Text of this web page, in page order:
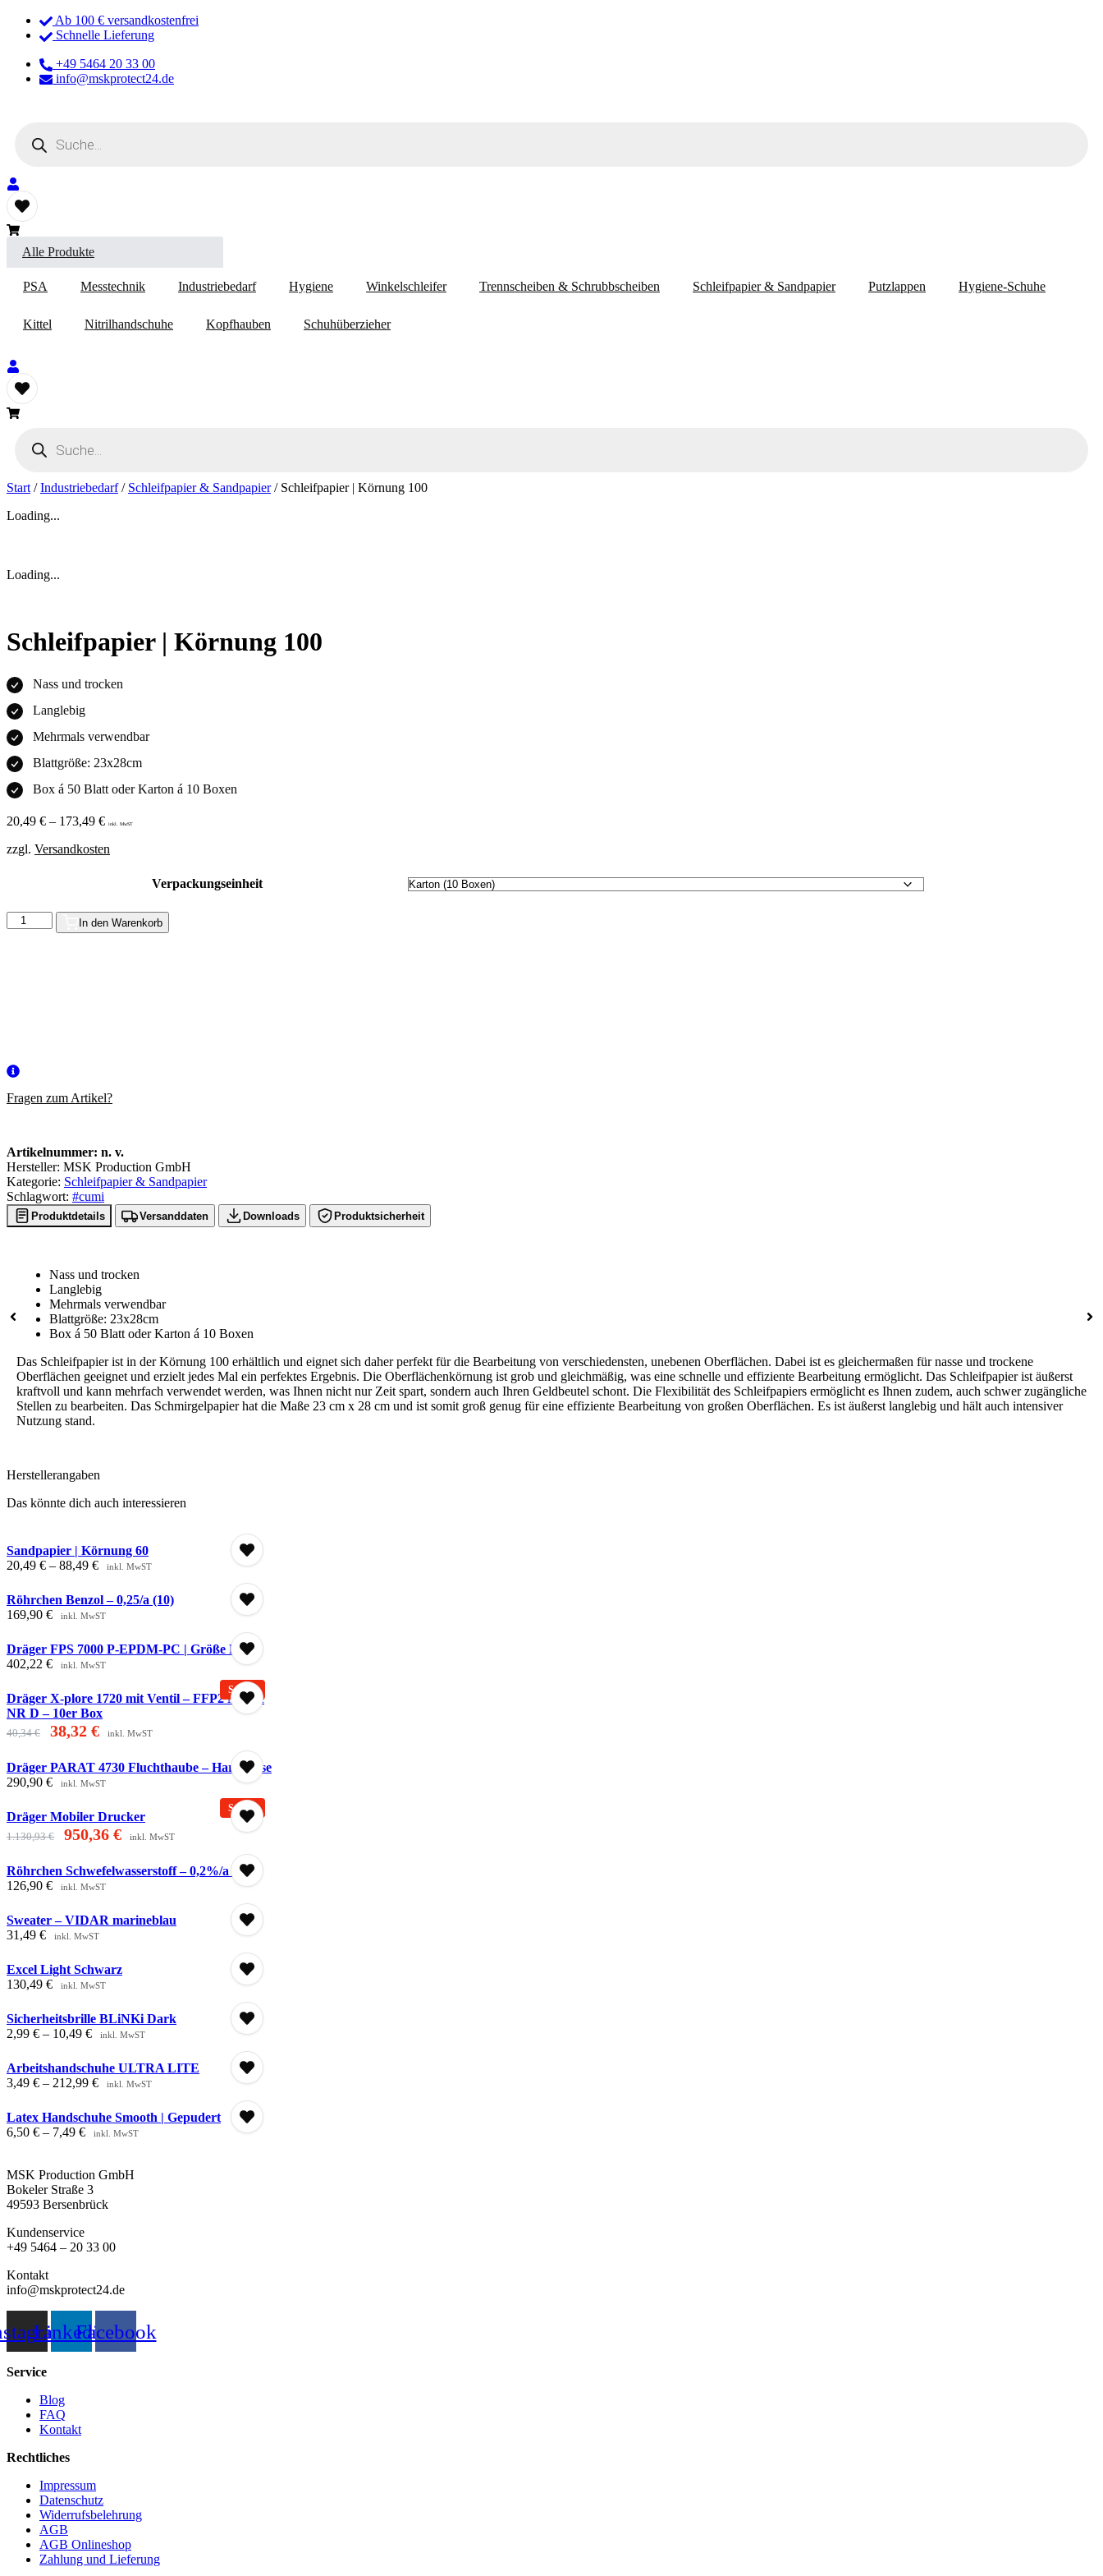
Ab 100 € versandkostenfrei
Schnelle Lieferung
+49 5464 20 33 00
info@mskprotect24.de
search
Alle Produkte
PSA Messtechnik Industriebedarf Hygiene Winkelschleifer Trennscheiben & Schrubbscheiben Schleifpapier & Sandpapier Putzlappen Hygiene-Schuhe
Kittel Nitrilhandschuhe Kopfhauben Schuhüberzieher
search
Start /Industriebedarf/ Schleifpapier & Sandpapier/ Schleifpapier | Körnung 100
Loading...
Loading...
Schleifpapier | Körnung 100
Nass und trocken
Langlebig
Mehrmals verwendbar
Blattgröße: 23x28cm
Box á 50 Blatt oder Karton á 10 Boxen
20,49 € – 173,49 € inkl. MwST
zzgl. Versandkosten
Verpackungseinheit
Schleifpapier
|
In den Warenkorb
Fragen zum Artikel?
Artikelnummer: n. v.
Kategorie: Schleifpapier & Sandpapier
Schlagwort: #cumi
Hersteller: MSK Production GmbH
Produktdetails Versanddaten Downloads Produktsicherheit
Nass und trocken
Langlebig
Mehrmals verwendbar
Blattgröße: 23x28cm
Box á 50 Blatt oder Karton á 10 Boxen
Das Schleifpapier ist in der Körnung 100 erhältlich und eignet sich daher perfekt für die Bearbeitung von verschiedensten, unebenen Oberflächen. Dabei ist es gleichermaßen für nasse und trockene
Oberflächen geeignet und erzielt jedes Mal ein perfektes Ergebnis. Die Oberflächenkörnung ist grob und gleichmäßig, was eine schnelle und effiziente Bearbeitung ermöglicht. Das Schleifpapier ist äußerst
kraftvoll und kann mehrfach verwendet werden, was Ihnen nicht nur Zeit spart, sondern auch Ihren Geldbeutel schont. Die Flexibilität des Schleifpapiers ermöglicht es Ihnen zudem, auch schwer zugängliche
Stellen zu bearbeiten. Das Schmirgelpapier hat die Maße 23 cm x 28 cm und ist somit groß genug für eine effiziente Bearbeitung von großen Oberflächen. Es ist äußerst langlebig und hält auch intensiver
Nutzung stand.
Herstellerangaben
Das könnte dich auch interessieren
Sandpapier | Körnung 60
20,49 € – 88,49 € inkl. MwST
Röhrchen Benzol – 0,25/a (10)
169,90 € inkl. MwST
Dräger FPS 7000 P-EPDM-PC | Größe M
402,22 € inkl. MwST
Dräger X-plore 1720 mit Ventil – FFP2 Maske
NR D – 10er Box
40,34€
Ursprünglicher
Preis
40,34 €33,90 €
38,32 €Aktueller
38,32 €32,20 €.
inkl. MwST
Dräger PARAT 4730 Fluchthaube – Hard Case
290,90 € inkl. MwST
Dräger Mobiler Drucker
1.130,93€
Ursprünglicher
1.130,93 €950,36 €
950,36 €Aktueller
950,36 €798,62 €.
inkl. MwST
Röhrchen Schwefelwasserstoff – 0,2%/a (10)
126,90 € inkl. MwST
Sweater – VIDAR marineblau
31,49 € inkl. MwST
Excel Light Schwarz
130,49 € inkl. MwST
Sicherheitsbrille BLiNKi Dark
2,99 € – 10,49 € inkl. MwST
Arbeitshandschuhe ULTRA LITE
3,49 € – 212,99 € inkl. MwST
Latex Handschuhe Smooth | Gepudert
6,50 € – 7,49 € inkl. MwST
MSK Production GmbH
Bokeler Straße 3
49593 Bersenbrück
Kundenservice
+49 5464 – 20 33 00
Kontakt
info@mskprotect24.de
LinkedinFacebook
Service
Blog
FAQ
Kontakt
Rechtliches
Impressum
Datenschutz
Widerrufsbelehrung
AGB
AGB Onlineshop
Zahlung und Lieferung